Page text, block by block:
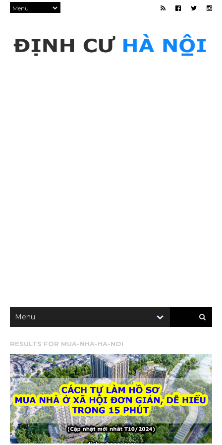
RESULTS FOR MUA-NHA-HA-NOI